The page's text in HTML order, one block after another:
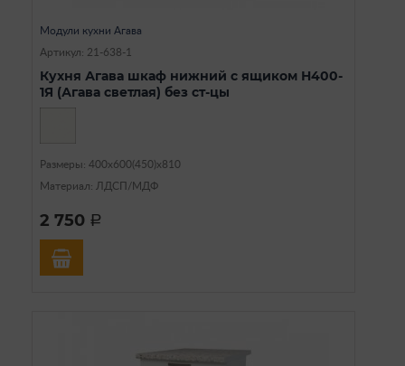
Модули кухни Агава
Артикул: 21-638-1
Кухня Агава шкаф нижний с ящиком Н400-
1Я (Агава светлая) без ст-цы
Размеры: 400х600(450)х810
Материал: ЛДСП/МДФ
2 750 a